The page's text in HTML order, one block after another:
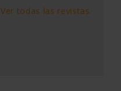
Ver todas las revistas